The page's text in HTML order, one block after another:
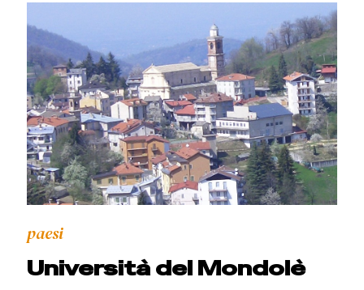
paesi
Università del Mondolè